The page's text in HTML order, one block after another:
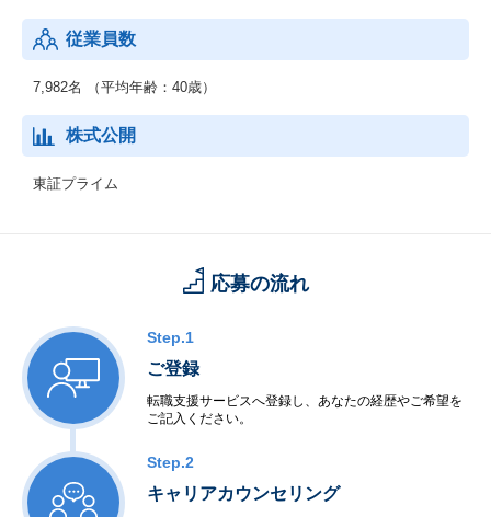
従業員数
7,982名 （平均年齢：40歳）
株式公開
東証プライム
応募の流れ
Step.1
ご登録
転職支援サービスへ登録し、あなたの経歴やご希望を
ご記入ください。
Step.2
キャリアカウンセリング